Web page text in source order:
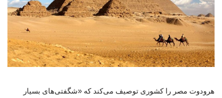
هرودوت مصر را کشوری توصیف می‌کند که «شگفتی‌های بسیار